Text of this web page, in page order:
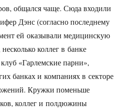
общался чаще. Сюда входили
Дэнс (согласно последнему
ей оказывали медицинскую
коллег в банке
«Гарлемские парни»,
банках и компаниях в секторе
Кружки поменьше
коллег и полдюжины